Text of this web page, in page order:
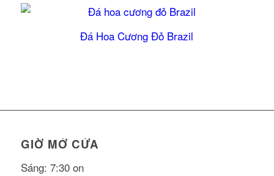
Đá Hoa Cương Đỏ Brazil
GIỜ MỞ CỬA
Sáng: 7:30 on